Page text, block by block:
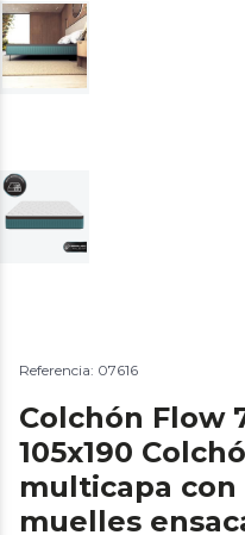
Referencia: 07616
Colchón Flow
105x190
multicapa
muelles